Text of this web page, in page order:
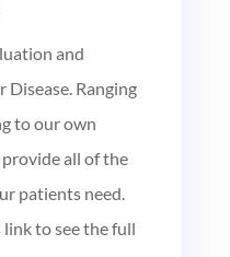
and
Disease. Ranging
to our own
all of the
patients need.
link to see the full